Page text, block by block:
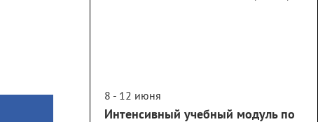
8 - 12 июня
Интенсивный учебный модуль по